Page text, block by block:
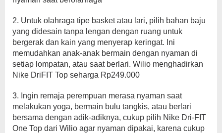
2. Untuk olahraga tipe basket atau lari, pilih bahan baju
yang didesain tanpa lengan dengan ruang untuk
bergerak dan kain yang menyerap keringat. Ini
memudahkan anak-anak bermain dengan nyaman di
setiap lompatan, atau saat berlari. Wilio menghadirkan
Nike DriFIT Top seharga Rp249.000
3. Ingin remaja perempuan merasa nyaman saat
melakukan yoga, bermain bulu tangkis, atau berlari
bersama dengan adik-adiknya, cukup pilih Nike Dri-FIT
One Top dari Wilio agar nyaman dipakai, karena cukup